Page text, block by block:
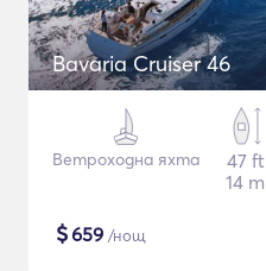
Bavaria Cruiser 46
Ветроходна яхта
47 ft
14 m
$659 /нощ